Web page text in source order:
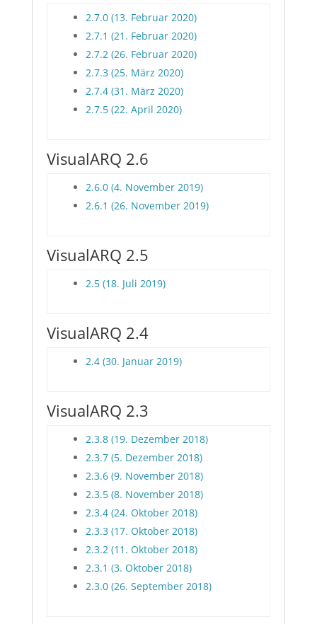
2.7.0 (13. Februar 2020)
2.7.1 (21. Februar 2020)
2.7.2 (26. Februar 2020)
2.7.3 (25. März 2020)
2.7.4 (31. März 2020)
2.7.5 (22. April 2020)
VisualARQ 2.6
2.6.0 (4. November 2019)
2.6.1 (26. November 2019)
VisualARQ 2.5
2.5 (18. Juli 2019)
VisualARQ 2.4
2.4 (30. Januar 2019)
VisualARQ 2.3
2.3.8 (19. Dezember 2018)
2.3.7 (5. Dezember 2018)
2.3.6 (9. November 2018)
2.3.5 (8. November 2018)
2.3.4 (24. Oktober 2018)
2.3.3 (17. Oktober 2018)
2.3.2 (11. Oktober 2018)
2.3.1 (3. Oktober 2018)
2.3.0 (26. September 2018)